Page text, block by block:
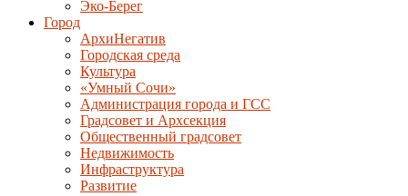
Эко-Берег
Город
АрхиНегатив
Городская среда
Культура
«Умный Сочи»
Администрация города и ГСС
Градсовет и Архсекция
Общественный градсовет
Недвижимость
Инфраструктура
Развитие